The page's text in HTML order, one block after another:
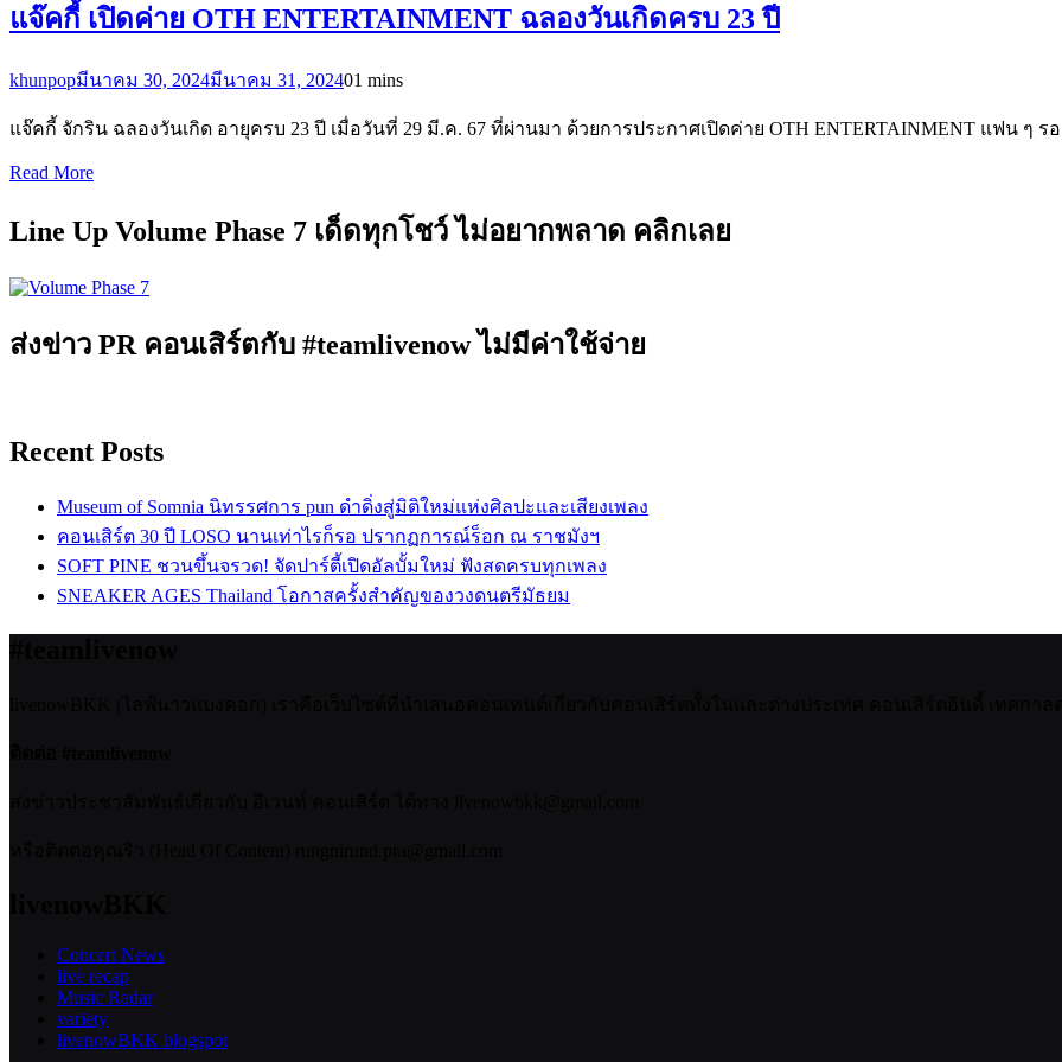
แจ๊คกี้ เปิดค่าย OTH ENTERTAINMENT ฉลองวันเกิดครบ 23 ปี
khunpopมีนาคม 30, 2024มีนาคม 31, 202401 mins
แจ๊คกี้ จักริน ฉลองวันเกิด อายุครบ 23 ปี เมื่อวันที่ 29 มี.ค. 67 ที่ผ่านมา ด้วยการประกาศเปิดค่าย OTH ENTERTAINMENT แฟน ๆ ร
Read More
Line Up Volume Phase 7 เด็ดทุกโชว์ ไม่อยากพลาด คลิกเลย
ส่งข่าว PR คอนเสิร์ตกับ #teamlivenow ไม่มีค่าใช้จ่าย
Recent Posts
Museum of Somnia นิทรรศการ pun ดำดิ่งสู่มิติใหม่แห่งศิลปะและเสียงเพลง
คอนเสิร์ต 30 ปี LOSO นานเท่าไรก็รอ ปรากฏการณ์ร็อก ณ ราชมังฯ
SOFT PINE ชวนขึ้นจรวด! จัดปาร์ตี้เปิดอัลบั้มใหม่ ฟังสดครบทุกเพลง
SNEAKER AGES Thailand โอกาสครั้งสำคัญของวงดนตรีมัธยม
Concert News
live recap
Music Radar
variety
livenowBKK blogspot